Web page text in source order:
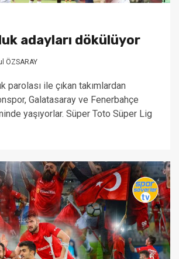
adayları dökülüyor
ÖZSARAY
parolası ile çıkan takımlardan
Galatasaray ve Fenerbahçe
yaşıyorlar. Süper Toto Süper Lig